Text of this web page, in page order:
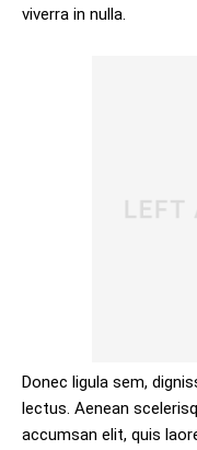
viverra in nulla.
Donec ligula sem,
lectus. Aenean
accumsan elit, quis